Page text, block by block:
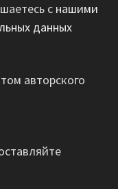
с нашими
данных
авторского